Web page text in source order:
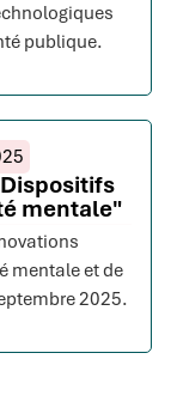
publique.
mentale"
mentale et de
2025.